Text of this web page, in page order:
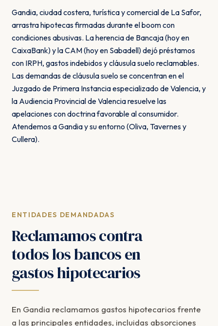
Gandia, ciudad costera, turística y comercial de La Safor,
arrastra hipotecas firmadas durante el boom con
condiciones abusivas. La herencia de Bancaja (hoy en
CaixaBank) y la CAM (hoy en Sabadell) dejó préstamos
con IRPH, gastos indebidos y cláusula suelo reclamables.
Las demandas de cláusula suelo se concentran en el
Juzgado de Primera Instancia especializado de Valencia, y
la Audiencia Provincial de Valencia resuelve las
apelaciones con doctrina favorable al consumidor.
Atendemos a Gandia y su entorno (Oliva, Tavernes y
Cullera).
ENTIDADES DEMANDADAS
Reclamamos contra
todos los bancos en
gastos hipotecarios
En Gandia reclamamos gastos hipotecarios frente
a las principales entidades, incluidas absorciones